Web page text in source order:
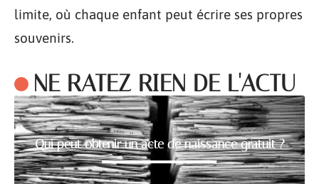
limite, où chaque enfant peut écrire ses propres
souvenirs.
NE RATEZ RIEN DE L'ACTU
Qui peut obtenir un acte de naissance gratuit ?